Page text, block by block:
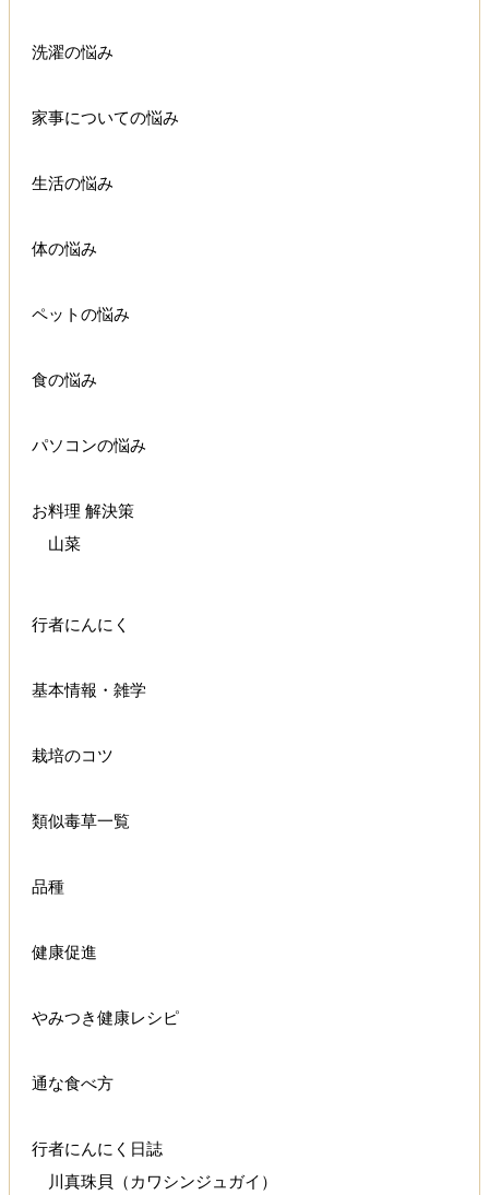
洗濯の悩み
家事についての悩み
生活の悩み
体の悩み
ペットの悩み
食の悩み
パソコンの悩み
お料理 解決策
山菜
行者にんにく
基本情報・雑学
栽培のコツ
類似毒草一覧
品種
健康促進
やみつき健康レシピ
通な食べ方
行者にんにく日誌
川真珠貝（カワシンジュガイ）